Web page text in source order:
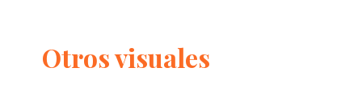
Otros visuales